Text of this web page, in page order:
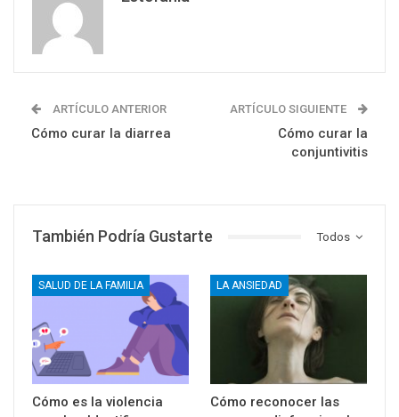
ARTÍCULO ANTERIOR
Cómo curar la diarrea
ARTÍCULO SIGUIENTE
Cómo curar la
conjuntivitis
Todos
También Podría Gustarte
SALUD DE LA FAMILIA
Cómo es la violencia
LA ANSIEDAD
Cómo reconocer las